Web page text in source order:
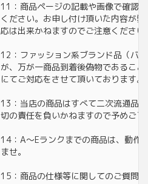
11：商品ページの記載や画像で確認
ください。お申し付け頂いた内容が
応は出来かねますのでご注意ください
12：ファッション系ブランド品（バ
が、万が一商品到着後偽物であるこ
にてご対応をさせて頂いております。
13：当店の商品はすべて二次流通品
切の責任を負いかねますので予めご了
14：A〜Eランクまでの商品は、動作
ませ。
15：商品の仕様等に関してのご質問